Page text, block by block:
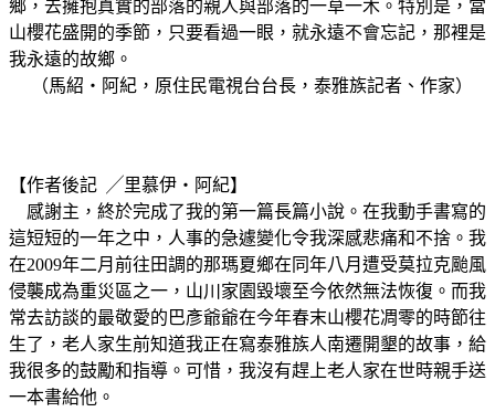
鄉，去擁抱真實的部落的親人與部落的一草一木。特別是，當
山櫻花盛開的季節，只要看過一眼，就永遠不會忘記，那裡是
我永遠的故鄉。
（馬紹‧阿紀，原住民電視台台長，泰雅族記者、作家）
【作者後記 ╱里慕伊‧阿紀】
感謝主，終於完成了我的第一篇長篇小說。在我動手書寫的
這短短的一年之中，人事的急遽變化令我深感悲痛和不捨。我
在2009年二月前往田調的那瑪夏鄉在同年八月遭受莫拉克颱風
侵襲成為重災區之一，山川家園毀壞至今依然無法恢復。而我
常去訪談的最敬愛的巴彥爺爺在今年春末山櫻花凋零的時節往
生了，老人家生前知道我正在寫泰雅族人南遷開墾的故事，給
我很多的鼓勵和指導。可惜，我沒有趕上老人家在世時親手送
一本書給他。